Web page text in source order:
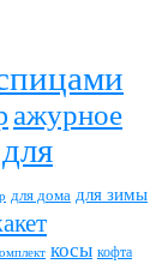
ажурное
для дома для зимы
косы кофта